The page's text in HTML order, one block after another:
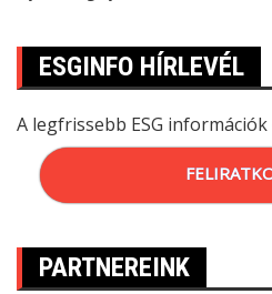
ESGINFO HÍRLEVÉL
A legfrissebb ESG
PARTNEREINK